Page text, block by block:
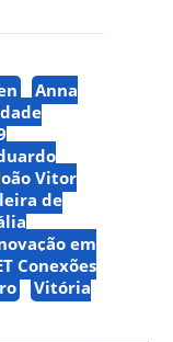
Anna
Vitor
de
em
Conexões
Vitória